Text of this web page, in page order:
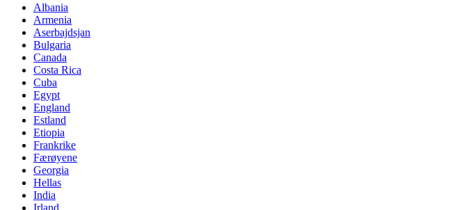
Albania
Armenia
Aserbajdsjan
Bulgaria
Canada
Costa Rica
Cuba
Egypt
England
Estland
Etiopia
Frankrike
Færøyene
Georgia
Hellas
India
Irland